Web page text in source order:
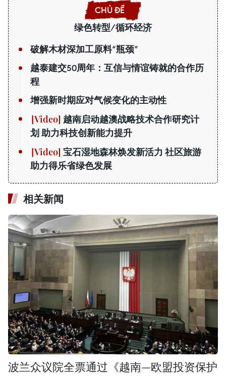
绿色转型/循环经济
破解木材深加工原料“瓶颈”
越泰建交50周年：互信与情谊铸就的合作历
程
增强新时期应对气候变化的主动性
越南启动越澳战略技术合作研究计
划 助力科技创新能力提升
宝石湿地森林焕发新活力 社区旅游
助力得乐省绿色发展
相关新闻
波兰众议院全票通过《越南—欧盟投资保护